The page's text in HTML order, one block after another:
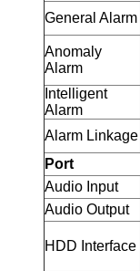
General Alarm
Anomaly
Alarm
Intelligent
Alarm
Alarm Linkage
Port
Audio Input
Audio Output
HDD Interface